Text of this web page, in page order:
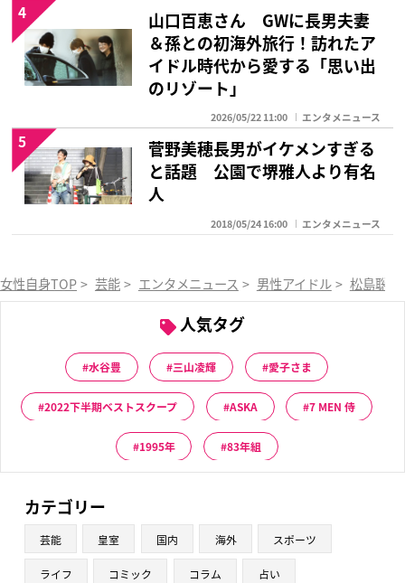
山口百恵さん GWに長男夫妻
＆孫との初海外旅行！訪れたア
イドル時代から愛する「思い出
のリゾート」
2026/05/22 11:00 エンタメニュース
4
菅野美穂長男がイケメンすぎる
と話題 公園で堺雅人より有名
人
2018/05/24 16:00 エンタメニュース
5
女性自身TOP > 芸能 > エンタメニュース > 男性アイドル > 松島聡
人気タグ
水谷豊 三山凌輝 愛子さま
2022下半期ベストスクープ ASKA 7 MEN 侍
1995年 83年組
カテゴリー
芸能 皇室 国内 海外 スポーツ
ライフ コミック コラム 占い